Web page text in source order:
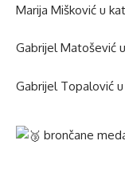
Marija Mišković u
Gabrijel Matošević
Gabrijel Topalović
brončane